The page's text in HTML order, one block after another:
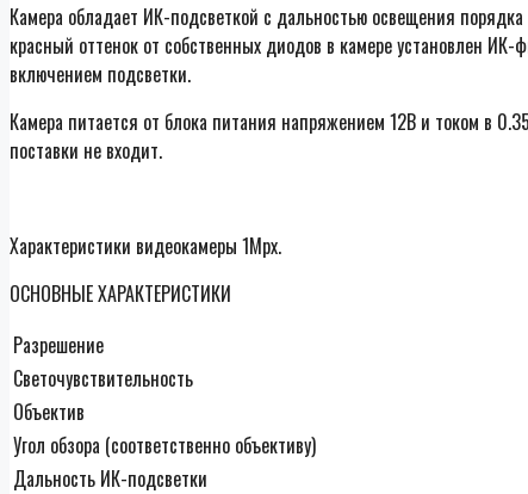
Камера обладает ИК-подсветкой с дальностью освещения
красный оттенок от собственных диодов в камере установлен
включением подсветки.
Камера питается от блока питания напряжением 12В и током в
поставки не входит.
Характеристики видеокамеры 1Mpx.
ОСНОВНЫЕ ХАРАКТЕРИСТИКИ
Разрешение
Светочувствительность
Объектив
Угол обзора (соответственно объективу)
Дальность ИК-подсветки